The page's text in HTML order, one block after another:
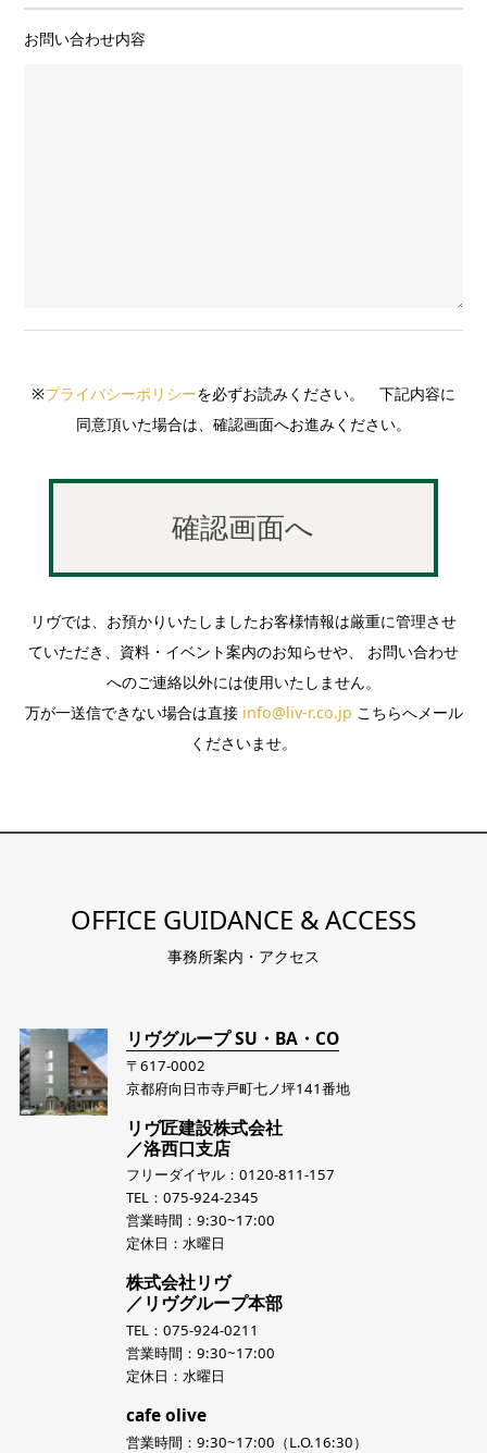
お問い合わせ内容
※プライバシーポリシーを必ずお読みください。 下記内容に
同意頂いた場合は、確認画面へお進みください。
リヴでは、お預かりいたしましたお客様情報は厳重に管理させ
ていただき、資料・イベント案内のお知らせや、 お問い合わせ
へのご連絡以外には使用いたしません。
万が一送信できない場合は直接 info@liv-r.co.jp こちらへメール
くださいませ。
OFFICE GUIDANCE & ACCESS
事務所案内・アクセス
リヴグループ SU・BA・CO
〒617-0002
京都府向日市寺戸町七ノ坪141番地
リヴ匠建設株式会社
／洛西口支店
フリーダイヤル：0120-811-157
TEL：075-924-2345
営業時間：9:30~17:00
定休日：水曜日
株式会社リヴ
／リヴグループ本部
TEL：075-924-0211
営業時間：9:30~17:00
定休日：水曜日
cafe olive
営業時間：9:30~17:00（L.O.16:30）